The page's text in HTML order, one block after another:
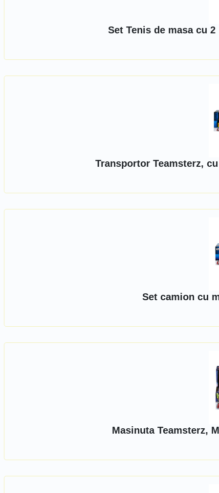
Set Tenis de masa cu
Transportor Teamsterz,
Set camion cu
Masinuta Teamsterz,